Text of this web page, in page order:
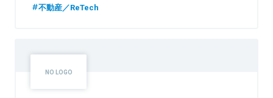
不動産／ReTech